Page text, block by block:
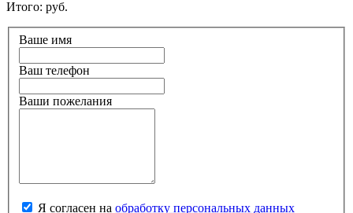
Итого: руб.
Ваше имя
Ваш телефон
Ваши пожелания
Я согласен на обработку персональных данных